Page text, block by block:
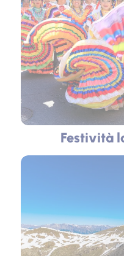
Festività
Foto